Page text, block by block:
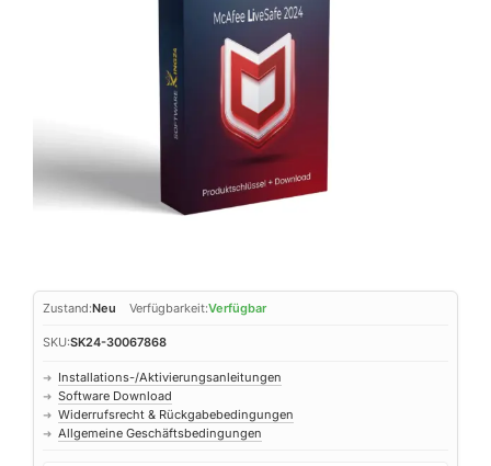
Zustand:Neu Verfügbarkeit:Verfügbar
SKU:SK24-30067868
➜ Installations-/Aktivierungsanleitungen
➜ Software Download
➜ Widerrufsrecht & Rückgabebedingungen
➜ Allgemeine Geschäftsbedingungen